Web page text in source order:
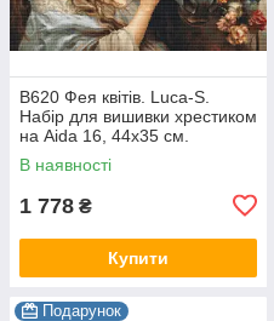
B620 Фея квітів. Luca-S.
Набір для вишивки хрестиком
на Aida 16, 44х35 см.
В наявності
1 778 ₴
Купити
Подарунок